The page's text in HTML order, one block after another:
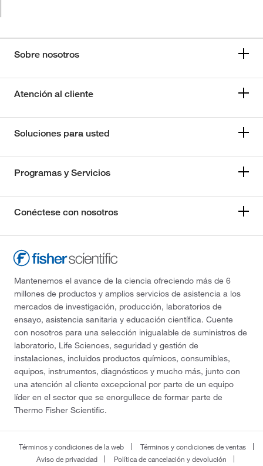
Sobre nosotros
Atención al cliente
Soluciones para usted
Programas y Servicios
Conéctese con nosotros
Mantenemos el avance de la ciencia ofreciendo más de 6
millones de productos y amplios servicios de asistencia a los
mercados de investigación, producción, laboratorios de
ensayo, asistencia sanitaria y educación científica. Cuente
con nosotros para una selección inigualable de suministros de
laboratorio, Life Sciences, seguridad y gestión de
instalaciones, incluidos productos químicos, consumibles,
equipos, instrumentos, diagnósticos y mucho más, junto con
una atención al cliente excepcional por parte de un equipo
líder en el sector que se enorgullece de formar parte de
Thermo Fisher Scientific.
Términos y condiciones de la web
Términos y condiciones de ventas
Aviso de privacidad
Política de cancelación y devolución